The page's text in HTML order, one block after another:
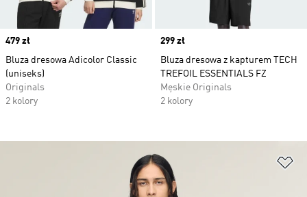
Price
479 zł
Bluza dresowa Adicolor Classic
(uniseks)
Originals
2 kolory
Price
299 zł
Bluza dresowa z kapturem TECH
TREFOIL ESSENTIALS FZ
Męskie Originals
2 kolory